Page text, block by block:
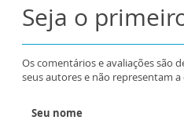
Seja o
Os comentários e avaliações são
seus autores e não representam
Seu nome